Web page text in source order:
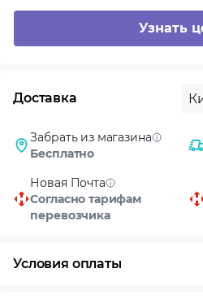
Узнать
Доставка
Забрать из магазина
Бесплатно
Новая Почта
Согласно тарифам
перевозчика
Условия оплаты